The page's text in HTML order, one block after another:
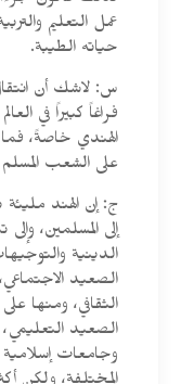
عمل التعليم
حياته الطيبة.
س: لاشك أن انتقال
فراغاً كبيراً في
الهندي خاصةً،
على الشعب
ج: إن الهند مليئة
إلى المسلمين،
الدينية
الصعيد
الثقافي، ومنها
الصعيد
وجامعات إسلامية